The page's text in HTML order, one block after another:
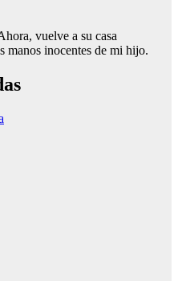
vuelve a su casa
manos inocentes de mi hijo.